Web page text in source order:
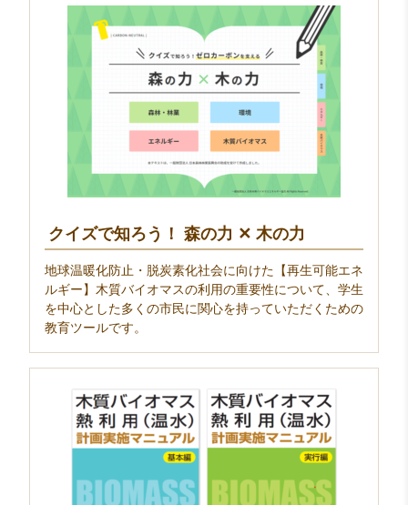
クイズで知ろう！ 森の力 ✕ 木の力
地球温暖化防止・脱炭素化社会に向けた【再生可能エネ
ルギー】木質バイオマスの利用の重要性について、学生
を中心とした多くの市民に関心を持っていただくための
教育ツールです。